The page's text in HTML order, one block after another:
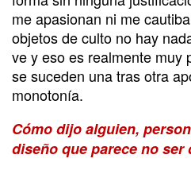
me apasionan ni me
objetos de culto no hay
ve y eso es realmente muy
se suceden una tras otra
monotonía.
Cómo dijo alguien,
diseño que parece no ser